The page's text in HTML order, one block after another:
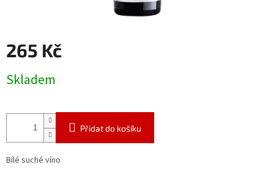
265 Kč
cena:
Skladem
Přidat do košíku
Bílé suché víno